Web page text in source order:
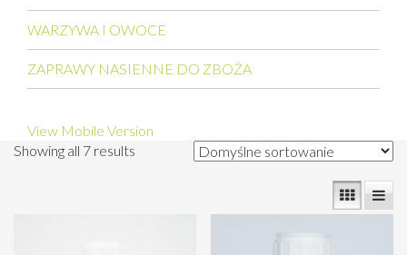
WARZYWA I OWOCE
ZAPRAWY NASIENNE DO ZBOŻA
View Mobile Version
Showing all 7 results